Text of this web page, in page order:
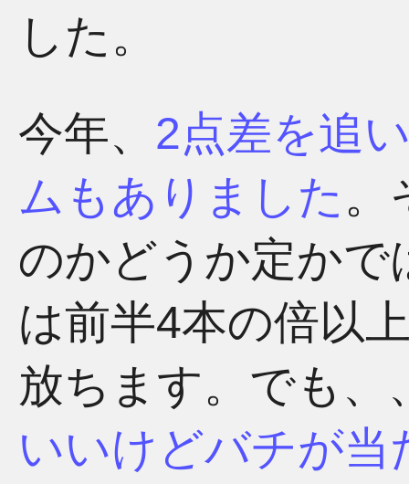
した。
今年、 2点差を追
ムもありました 。
のかどうか定かで
は前半4本の倍以
放ちます。でも、
いいけどバチが